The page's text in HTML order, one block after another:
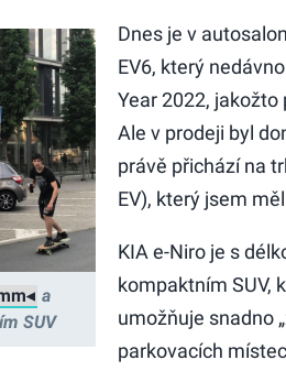
a
SUV
Dnes je v
EV6, který
Year 2022,
Ale v prodeji byl
právě přichází na
EV), který jsem
KIA e-Niro je s
kompaktním SUV,
umožňuje snadno
parkovacích